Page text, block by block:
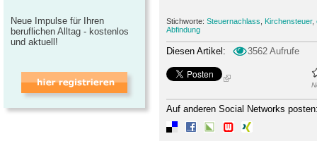
Stichworte: Steuernachlass Kirchensteuer,
Abfindung
Diesen Artikel: 3562 Aufrufe
Auf anderen Social Networks
Neue Impulse für Ihren
beruflichen Alltag - kostenlos
und aktuell!